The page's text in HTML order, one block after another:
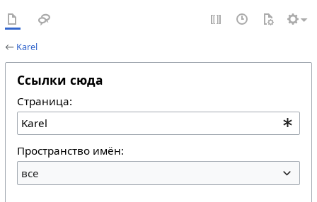
← Karel
Ссылки сюда
Страница:
Пространство имён:
все